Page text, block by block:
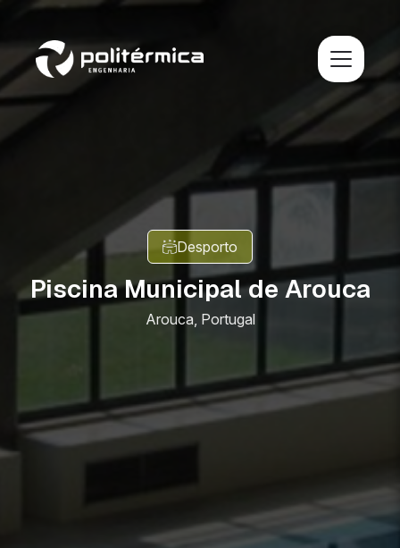
Desporto
Piscina Municipal de Arouca
Arouca, Portugal